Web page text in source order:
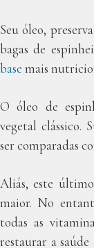
Seu óleo,
bagas de
base mais
O óleo de
vegetal clássico.
ser comparadas
Aliás, este
maior. No
todas as
restaurar a